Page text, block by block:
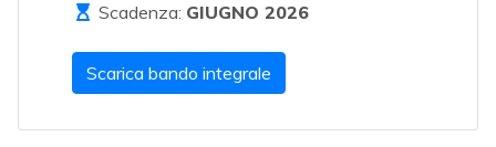
Scadenza: GIUGNO 2026
Scarica bando integrale